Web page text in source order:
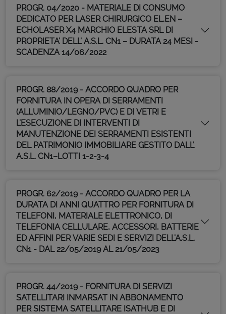
PROGR. 04/2020 - MATERIALE DI CONSUMO
DEDICATO PER LASER CHIRURGICO EL.EN –
ECHOLASER X4 MARCHIO ELESTA SRL DI
PROPRIETA’ DELL’ A.S.L. CN1 – DURATA 24 MESI -
SCADENZA 14/06/2022
PROGR. 88/2019 - ACCORDO QUADRO PER
FORNITURA IN OPERA DI SERRAMENTI
(ALLUMINIO/LEGNO/PVC) E DI VETRI E
L’ESECUZIONE DI INTERVENTI DI
MANUTENZIONE DEI SERRAMENTI ESISTENTI
DEL PATRIMONIO IMMOBILIARE GESTITO DALL’
A.S.L. CN1–LOTTI 1-2-3-4
PROGR. 62/2019 - ACCORDO QUADRO PER LA
DURATA DI ANNI QUATTRO PER FORNITURA DI
TELEFONI, MATERIALE ELETTRONICO, DI
TELEFONIA CELLULARE, ACCESSORI, BATTERIE
ED AFFINI PER VARIE SEDI E SERVIZI DELL’A.S.L.
CN1 - DAL 22/05/2019 AL 21/05/2023
PROGR. 44/2019 - FORNITURA DI SERVIZI
SATELLITARI INMARSAT IN ABBONAMENTO
PER SISTEMA SATELLITARE ISATHUB E DI